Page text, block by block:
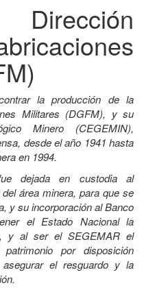
la producción de la
Militares (DGFM), y su
Minero (CEGEMIN),
desde el año 1941 hasta
en 1994.
dejada en custodia al
área minera, para que se
y su incorporación al Banco
el Estado Nacional la
y al ser el SEGEMAR el
por disposición
el resguardo y la